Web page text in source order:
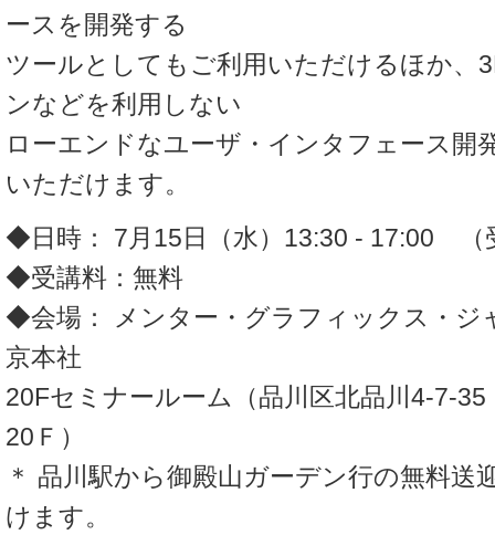
ースを開発する
ツールとしてもご利用いただけるほか、
ンなどを利用しない
ローエンドなユーザ・インタフェース開
いただけます。
◆日時： 7月15日（水）13:30 - 17:00
◆受講料：無料
◆会場： メンター・グラフィックス・
京本社
20Fセミナールーム（品川区北品川4-7-
20Ｆ）
＊ 品川駅から御殿山ガーデン行の無料送
けます。